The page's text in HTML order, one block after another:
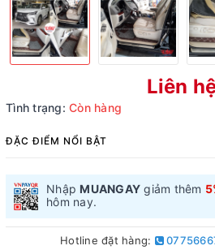
Liên
Tình trạng: Còn hàng
ĐẶC ĐIỂM NỔI BẬT
Nhập MUANGAY giảm thêm
hôm nay.
Hotline đặt hàng: